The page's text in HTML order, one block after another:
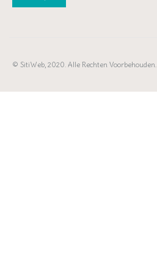
© SitiWeb, 2020. Alle Rechten Voorbehouden.